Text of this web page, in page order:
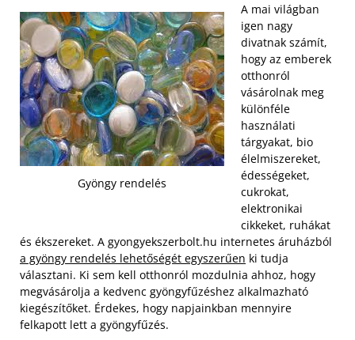
Gyöngy rendelés
A mai világban
igen nagy
divatnak számít,
hogy az emberek
otthonról
vásárolnak meg
különféle
használati
tárgyakat, bio
élelmiszereket,
édességeket,
cukrokat,
elektronikai
cikkeket, ruhákat
és ékszereket. A gyongyekszerbolt.hu internetes áruházból
a gyöngy rendelés lehetőségét egyszerűen ki tudja
választani. Ki sem kell otthonról mozdulnia ahhoz, hogy
megvásárolja a kedvenc gyöngyfűzéshez alkalmazható
kiegészítőket. Érdekes, hogy napjainkban mennyire
felkapott lett a gyöngyfűzés.